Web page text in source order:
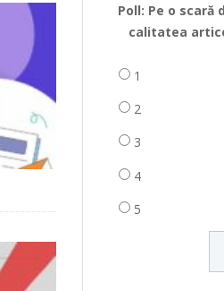
Poll: Pe o scară
calitatea
1
2
3
4
5